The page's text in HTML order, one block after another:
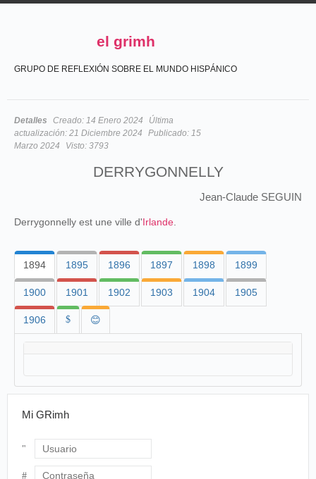
el grimh
GRUPO DE REFLEXIÓN SOBRE EL MUNDO HISPÁNICO
Detalles Creado: 14 Enero 2024
Última
actualización: 21 Diciembre 2024 Publicado: 15
Marzo 2024
Visto: 3793
DERRYGONNELLY
Jean-Claude SEGUIN
Derrygonnelly est une ville d'Irlande
1894 1895 1896 1897 1898 1899
1900 1901 1902 1903 1904 1905
1906 $ 😊
Mi GRimh
Usuario